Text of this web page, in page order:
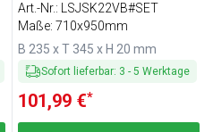
Art.-Nr.:
LSJSK22VB#SET
Maße: 710x950mm
B 235 x T 345 x H 20 mm
Sofort lieferbar: 3 -5 Werktage
101,99 €*